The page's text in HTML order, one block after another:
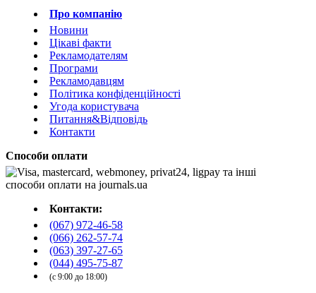
Про компанію
Новини
Цікаві факти
Рекламодателям
Програми
Рекламодавцям
Політика конфіденційності
Угода користувача
Питання&Відповідь
Контакти
Способи оплати
Контакти:
(067) 972-46-58
(066) 262-57-74
(063) 397-27-65
(044) 495-75-87
(с 9:00 до 18:00)